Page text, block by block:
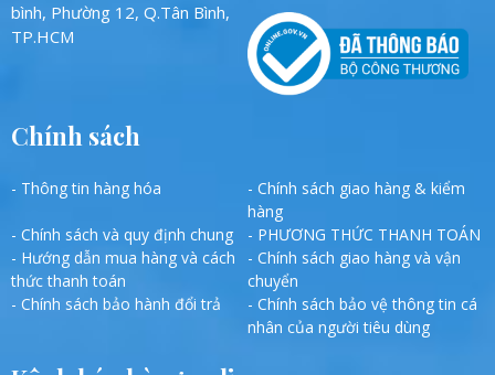
bình, Phường 12, Q.Tân Bình,
TP.HCM
Chính sách
- Thông tin hàng hóa
- Chính sách giao hàng & kiểm
hàng
- Chính sách và quy định chung
- PHƯƠNG THỨC THANH TOÁN
- Hướng dẫn mua hàng và cách
thức thanh toán
- Chính sách giao hàng và vận
chuyển
- Chính sách bảo hành đổi trả
- Chính sách bảo vệ thông tin cá
nhân của người tiêu dùng